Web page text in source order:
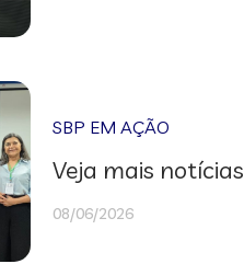
SBP EM AÇÃO
Veja mais notícias
08/06/2026